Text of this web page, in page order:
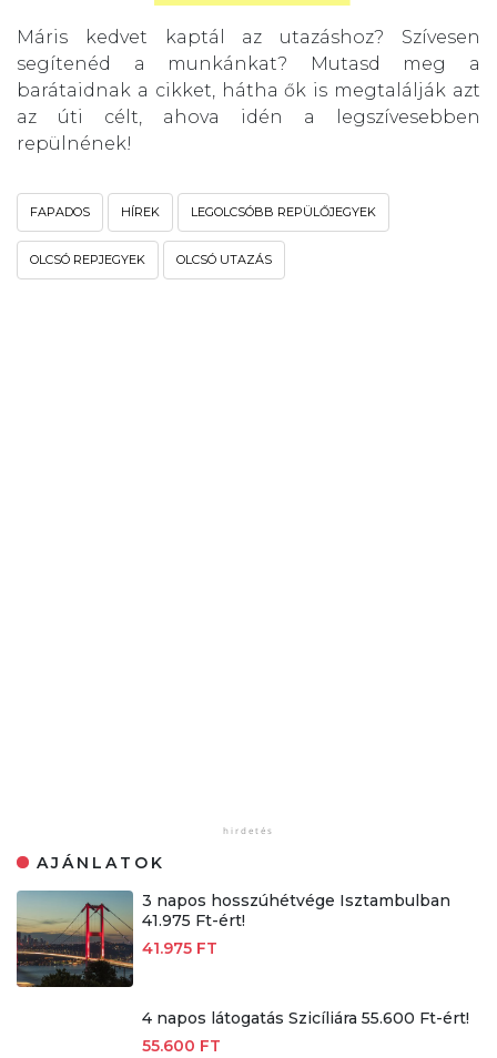
Máris kedvet kaptál az utazáshoz? Szívesen
segítenéd a munkánkat? Mutasd meg a
barátaidnak a cikket, hátha ők is megtalálják azt
az úti célt, ahova idén a legszívesebben
repülnének!
FAPADOS HÍREK LEGOLCSÓBB REPÜLŐJEGYEK
OLCSÓ REPJEGYEK OLCSÓ UTAZÁS
AJÁNLATOK
3 napos hosszúhétvége Isztambulban
41.975 Ft-ért!
41.975 FT
4 napos látogatás Szicíliára 55.600 Ft-ért!
55.600 FT